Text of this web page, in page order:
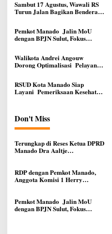
Sambut 17 Agustus, Wawali RS
Turun Jalan Bagikan Bendera
Pemkot Manado Jalin MoU
dengan BPJN Sulut, Fokus
Walikota Andrei Angouw
Dorong Optimalisasi Pelayanan
RSUD Kota Manado Siap
Layani Pemeriksaan Kesehatan
Don't Miss
Terungkap di Reses Ketua DPRD
Manado Dra Aaltje
Dipindahkan ke Kantor DLH
Manado
RDP dengan Pemkot Manado,
Anggota Komisi 1 Herry
Meningkatkan Pelayanan
kepada Masyarakat
Pemkot Manado Jalin MoU
dengan BPJN Sulut, Fokus